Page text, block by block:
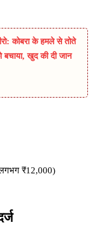
कोबरा के हमले से तोते
बचाया, खुद की दी जान
लगभग ₹12,000)